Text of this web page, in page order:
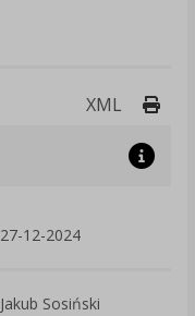
XML
27-12-2024
Jakub Sosiński